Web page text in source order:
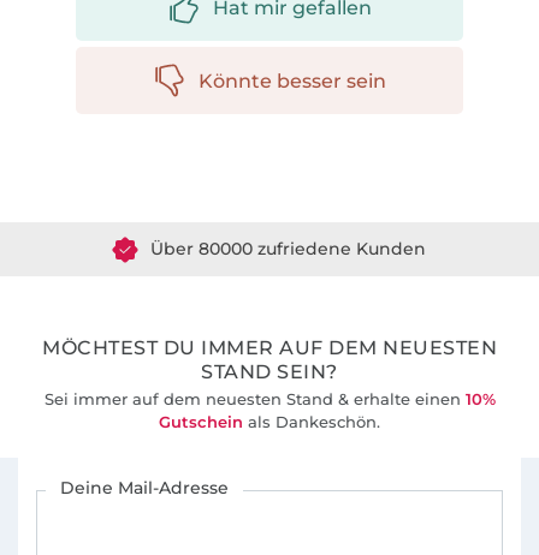
Hat mir gefallen
Könnte besser sein
MÖCHTEST DU IMMER AUF DEM NEUESTEN
STAND SEIN?
Sei immer auf dem neuesten Stand & erhalte einen 10%
Gutschein als Dankeschön.
Deine Mail-Adresse